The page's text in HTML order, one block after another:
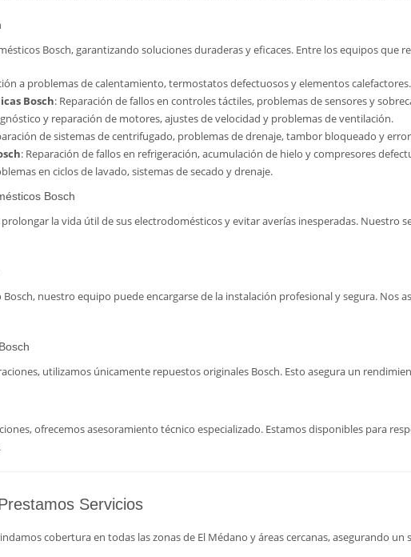
Bosch, garantizando soluciones duraderas y eficaces. Entre los equipos que
a problemas de calentamiento, termostatos defectuosos y elementos calefactores.
Bosch: Reparación de fallos en controles táctiles, problemas de sensores y
y reparación de motores, ajustes de velocidad y problemas de ventilación.
de sistemas de centrifugado, problemas de drenaje, tambor bloqueado y
: Reparación de fallos en refrigeración, acumulación de hielo y compresores
en ciclos de lavado, sistemas de secado y drenaje.
Bosch
la vida útil de sus electrodomésticos y evitar averías inesperadas. Nuestro
nuestro equipo puede encargarse de la instalación profesional y segura.
utilizamos únicamente repuestos originales Bosch. Esto asegura un
ofrecemos asesoramiento técnico especializado. Estamos disponibles para
Servicios
cobertura en todas las zonas de El Médano y áreas cercanas, asegurando